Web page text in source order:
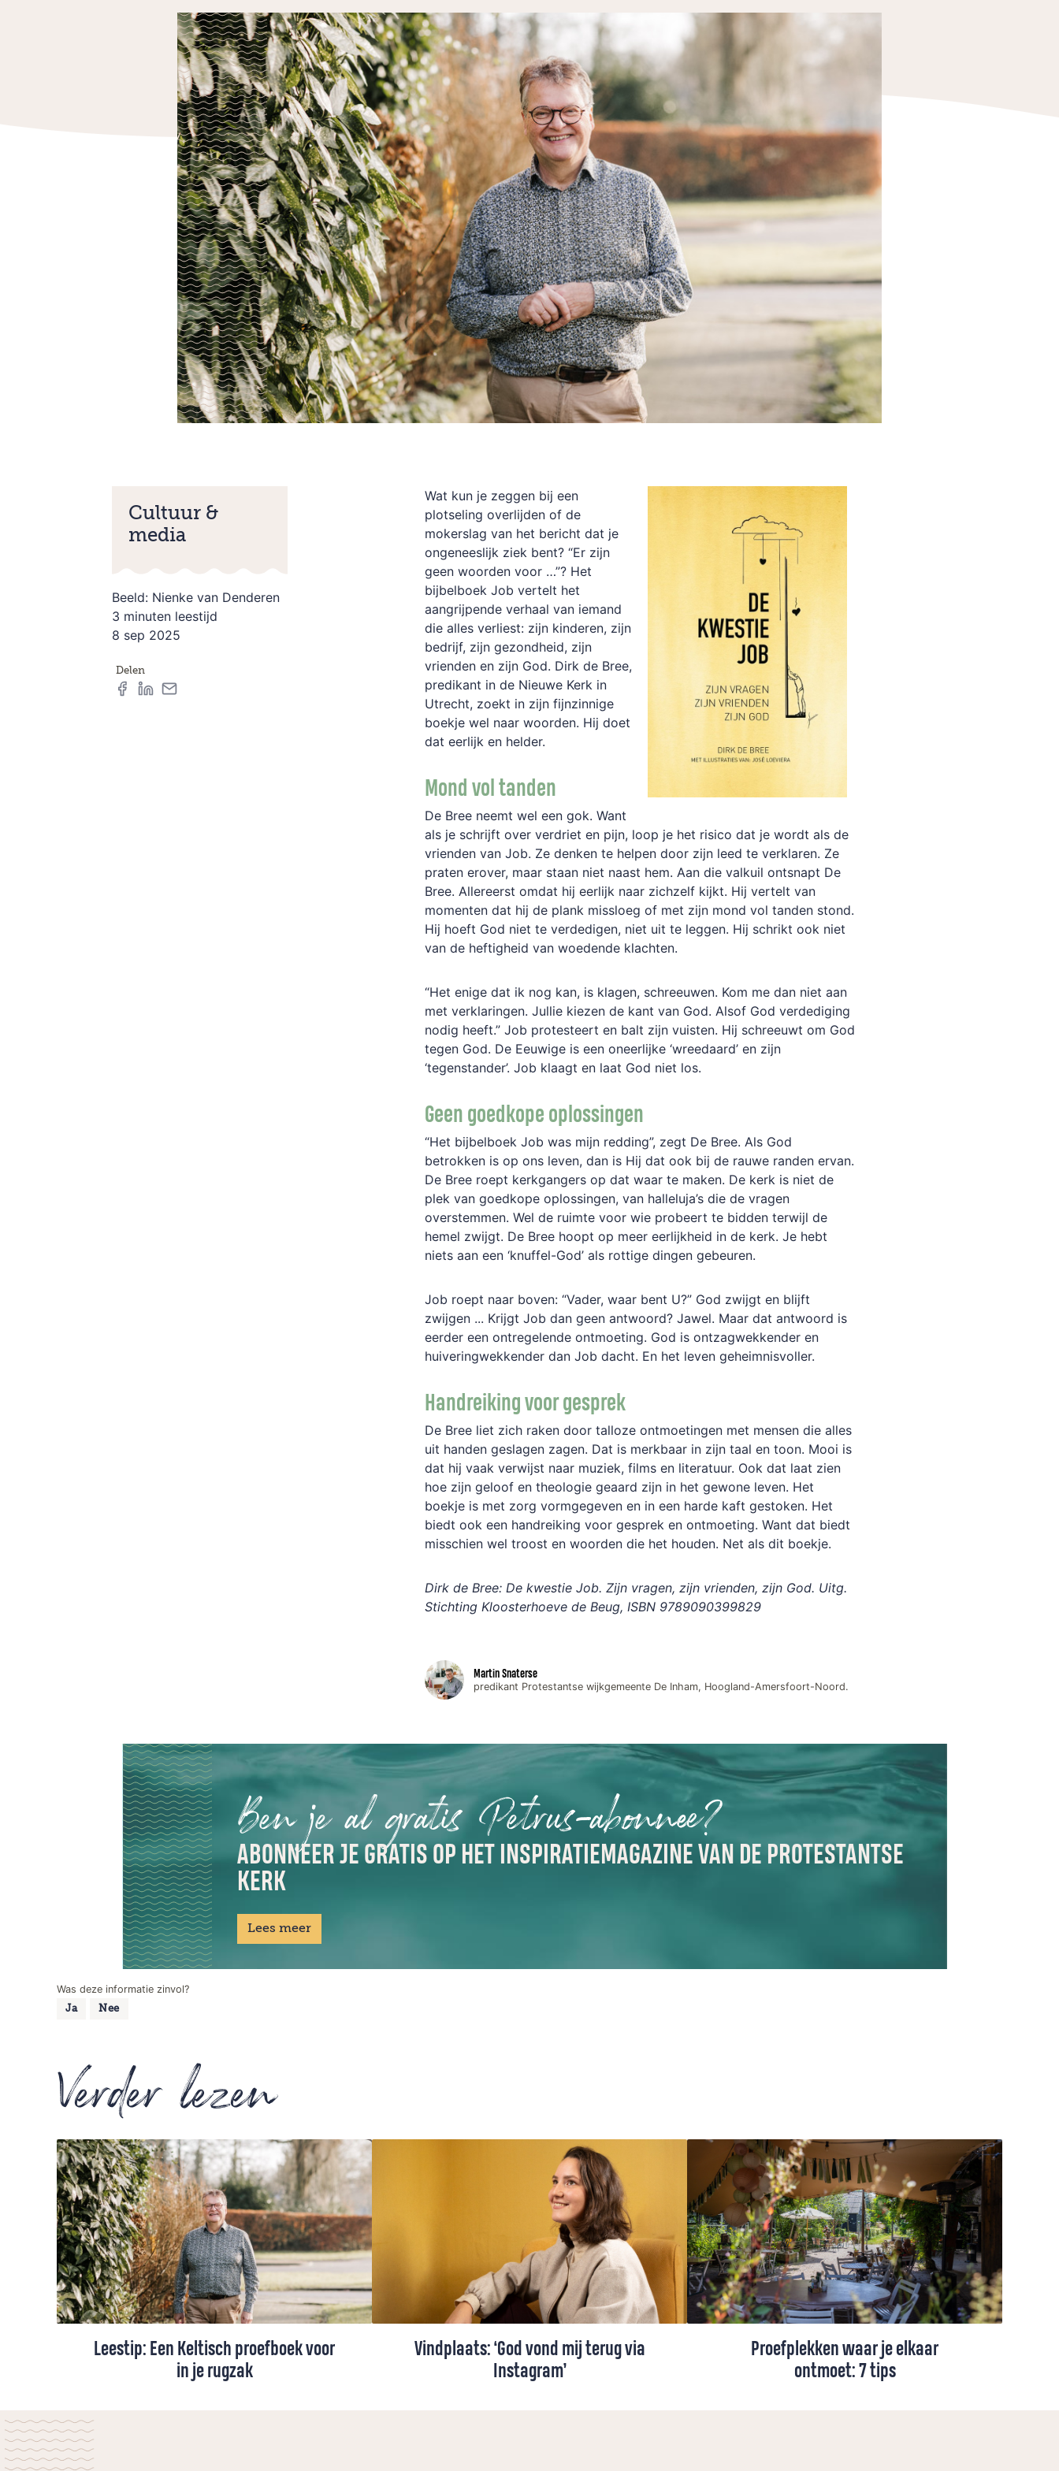
Wat kun je zeggen bij een
plotseling overlijden of de
mokerslag van het bericht dat je
ongeneeslijk ziek bent? “Er zijn
geen woorden voor …”? Het
bijbelboek Job vertelt het
aangrijpende verhaal van iemand
die alles verliest: zijn kinderen, zijn
bedrijf, zijn gezondheid, zijn
vrienden en zijn God. Dirk de Bree,
predikant in de Nieuwe Kerk in
Utrecht, zoekt in zijn fijnzinnige
boekje wel naar woorden. Hij doet
dat eerlijk en helder.
Mond vol tanden
De Bree neemt wel een gok. Want
als je schrijft over verdriet en pijn, loop je het risico dat je wordt als de
vrienden van Job. Ze denken te helpen door zijn leed te verklaren. Ze
praten erover, maar staan niet naast hem. Aan die valkuil ontsnapt De
Bree. Allereerst omdat hij eerlijk naar zichzelf kijkt. Hij vertelt van
momenten dat hij de plank missloeg of met zijn mond vol tanden stond.
Hij hoeft God niet te verdedigen, niet uit te leggen. Hij schrikt ook niet
van de heftigheid van woedende klachten.
“Het enige dat ik nog kan, is klagen, schreeuwen. Kom me dan niet aan
met verklaringen. Jullie kiezen de kant van God. Alsof God verdediging
nodig heeft.” Job protesteert en balt zijn vuisten. Hij schreeuwt om God
tegen God. De Eeuwige is een oneerlijke ‘wreedaard’ en zijn
‘tegenstander’. Job klaagt en laat God niet los.
Geen goedkope oplossingen
“Het bijbelboek Job was mijn redding”, zegt De Bree. Als God
betrokken is op ons leven, dan is Hij dat ook bij de rauwe randen ervan.
De Bree roept kerkgangers op dat waar te maken. De kerk is niet de
plek van goedkope oplossingen, van halleluja’s die de vragen
overstemmen. Wel de ruimte voor wie probeert te bidden terwijl de
hemel zwijgt. De Bree hoopt op meer eerlijkheid in de kerk. Je hebt
niets aan een ‘knuffel-God’ als rottige dingen gebeuren.
Job roept naar boven: “Vader, waar bent U?” God zwijgt en blijft
zwijgen ... Krijgt Job dan geen antwoord? Jawel. Maar dat antwoord is
eerder een ontregelende ontmoeting. God is ontzagwekkender en
huiveringwekkender dan Job dacht. En het leven geheimnisvoller.
Handreiking voor gesprek
De Bree liet zich raken door talloze ontmoetingen met mensen die alles
uit handen geslagen zagen. Dat is merkbaar in zijn taal en toon. Mooi is
dat hij vaak verwijst naar muziek, films en literatuur. Ook dat laat zien
hoe zijn geloof en theologie geaard zijn in het gewone leven. Het
boekje is met zorg vormgegeven en in een harde kaft gestoken. Het
biedt ook een handreiking voor gesprek en ontmoeting. Want dat biedt
misschien wel troost en woorden die het houden. Net als dit boekje.
Dirk de Bree: De kwestie Job. Zijn vragen, zijn vrienden, zijn God. Uitg.
Stichting Kloosterhoeve de Beug, ISBN 9789090399829
Martin Snaterse
predikant Protestantse wijkgemeente De Inham, Hoogland-Amersfoort-Noord.
Ben je al gratis Petrus-abonnee?
ABONNEER JE GRATIS OP HET INSPIRATIEMAGAZINE VAN DE PROTESTANTSE
KERK
Lees meer
Cultuur &
media
Beeld: Nienke van Denderen
3 minuten leestijd
8 sep 2025
Delen
Was deze informatie zinvol?
Ja Nee
Verder lezen
Leestip: Een Keltisch proefboek voor
in je rugzak
Vindplaats: ‘God vond mij terug via
Instagram’
Proefplekken waar je elkaar
ontmoet: 7 tips